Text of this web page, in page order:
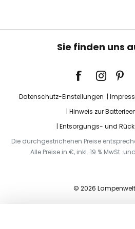
Sie finden uns
Datenschutz-Einstellungen
Hinweis zur
Entsorgungs- und
Die durchgestrichenen Preise
Alle Preise in €, inkl. 19 % MwSt.
© 2026